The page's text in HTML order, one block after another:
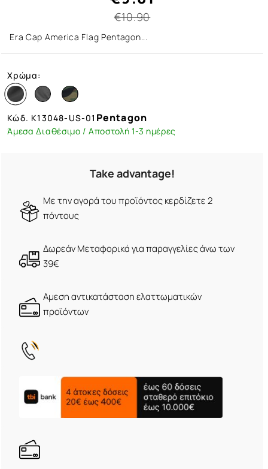
€10.90
Era Cap America Flag Pentagon...
Χρώμα:
Κώδ. K13048-US-01 Pentagon
Άμεσα Διαθέσιμο / Αποστολή 1-3 ημέρες
Take advantage!
Με την αγορά του προϊόντος κερδίζετε 2
πόντους
Δωρεάν Μεταφορικά για παραγγελίες άνω των
39€
Αμεση αντικατάσταση ελαττωματικών
προϊόντων